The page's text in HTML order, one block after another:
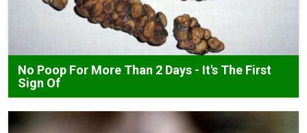
No Poop For More Than 2 Days - It's The First
Sign Of